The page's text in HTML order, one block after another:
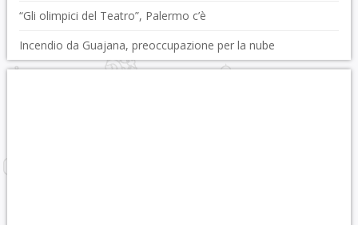
“Gli olimpici del Teatro”, Palermo c’è
Incendio da Guajana, preoccupazione per la nube